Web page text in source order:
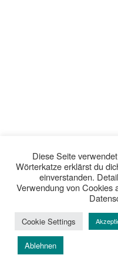
Verlagsseite:
Eine für jeden Tag – die
Weihnachtsgeschichten
Wenn das
Diese Seite
Wörterkatze erklärst du
einverstanden.
Verwendung von Cookies
Cookie Settings
Ablehnen